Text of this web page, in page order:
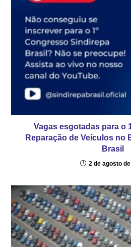
Vagas esgotadas para o
Reparação de Veículos no
Brasil
2 de agosto